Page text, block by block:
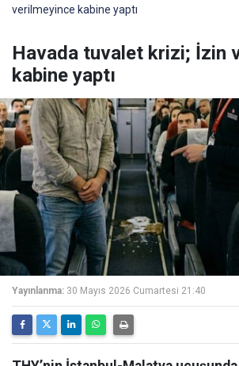
verilmeyince kabine yaptı
Havada tuvalet krizi; İzin
kabine yaptı
Yayınlanma: 30 Mayıs 2026 Cumartesi 21:40